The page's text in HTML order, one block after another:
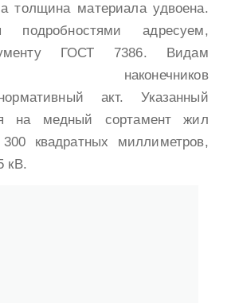
толщина материала удвоена.
подробностями адресуем,
ГОСТ 7386. Видам
наконечников
акт. Указанный
на медный сортамент жил
квадратных миллиметров,
кВ.